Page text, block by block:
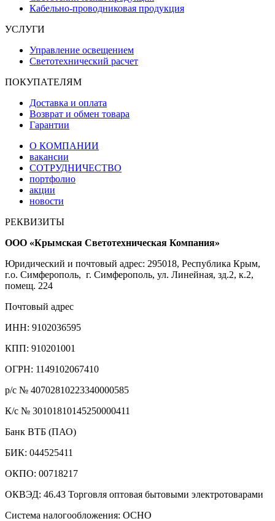
Кабельно-проводниковая продукция
УСЛУГИ
Управление освещением
Светотехнический расчет
ПОКУПАТЕЛЯМ
Доставка и оплата
Возврат и обмен товара
Гарантии
О КОМПАНИИ
вакансии
СОТРУДНИЧЕСТВО
портфолио
акции
новости
РЕКВИЗИТЫ
ООО «Крымская Светотехническая Компания»
Юридический и почтовый адрес: 295018, Республика Крым,
г.о. Симферополь, г. Симферополь, ул. Линейная, зд.2, к.2,
помещ. 224
Почтовый адрес
ИНН: 9102036595
КПП: 910201001
ОГРН: 1149102067410
р/с № 40702810223340000585
К/с № 30101810145250000411
Банк ВТБ (ПАО)
БИК: 044525411
ОКПО: 00718217
ОКВЭД: 46.43 Торговля оптовая бытовыми электротоварами
Система налогообложения: ОСНО